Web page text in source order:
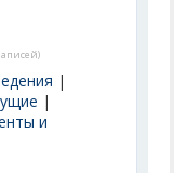
|
|
и